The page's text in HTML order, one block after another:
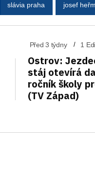
slávia praha josef
Před 3 týdny 1
Ostrov:
stáj otevírá
ročník školy
(TV Západ)